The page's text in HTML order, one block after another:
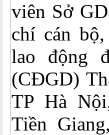
viên Sở
chí cán
lao động
(CĐGD)
TP Hà
Tiền